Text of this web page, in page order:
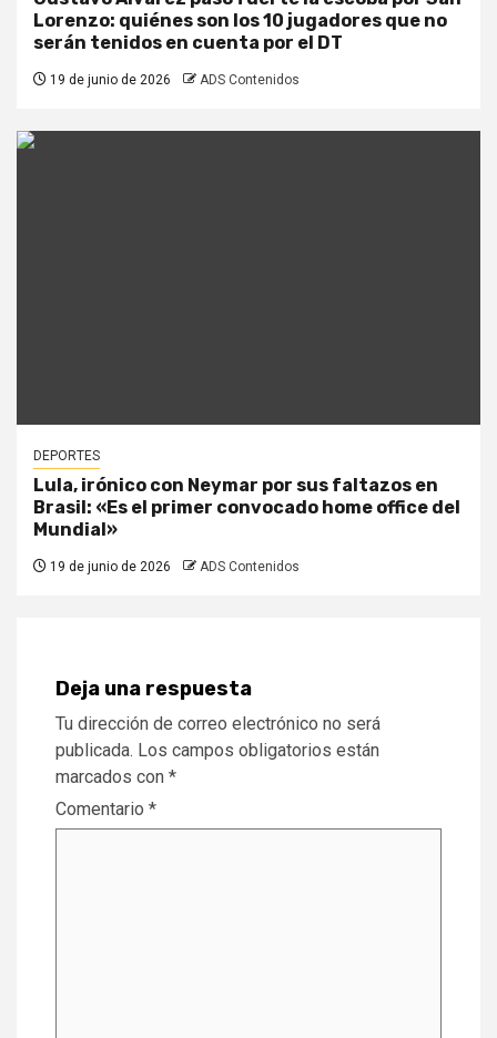
Lorenzo: quiénes son los 10 jugadores que no
serán tenidos en cuenta por el DT
19 de junio de 2026 ADS Contenidos
DEPORTES
Lula, irónico con Neymar por sus faltazos en
Brasil: «Es el primer convocado home office del
Mundial»
19 de junio de 2026 ADS Contenidos
Deja una respuesta
Tu dirección de correo electrónico no será
publicada. Los campos obligatorios están
marcados con *
Comentario *